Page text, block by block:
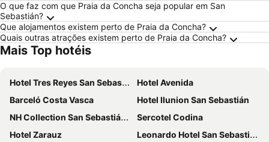
O que faz com que Praia da Concha seja popular em San
Sebastián?
Que alojamentos existem perto de Praia da Concha?
Quais outras atrações existem perto de Praia da Concha?
Mais Top hotéis
Hotel Tres Reyes San Sebastián
Hotel Avenida
Barceló Costa Vasca
Hotel Ilunion San Sebastián
NH Collection San Sebastián Aránzazu
Sercotel Codina
Hotel Zarauz
Leonardo Hotel San Sebastián